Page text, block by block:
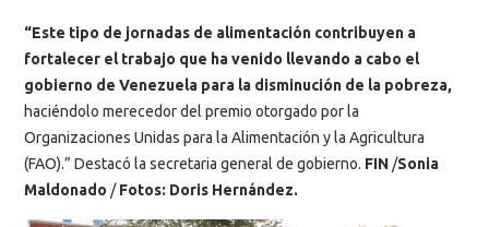
“Este tipo de jornadas de alimentación contribuyen a
fortalecer el trabajo que ha venido llevando a cabo el
gobierno de Venezuela para la disminución de la pobreza,
haciéndolo merecedor del premio otorgado por la
Organizaciones Unidas para la Alimentación y la Agricultura
(FAO).” Destacó la secretaria general de gobierno. FIN /Sonia
Maldonado /Fotos: Doris Hernández.